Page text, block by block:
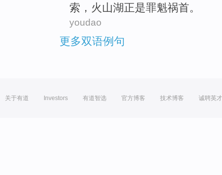
索， 火山湖正是罪魁祸首。
youdao
更多双语例句
关于有道 Investors 有道智选 官方博客 技术博客 诚聘英才